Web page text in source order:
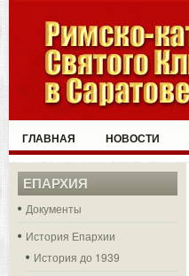
ГЛАВНАЯ НОВОСТИ
ЕПАРХИЯ
Документы
История Епархии
История до 1939